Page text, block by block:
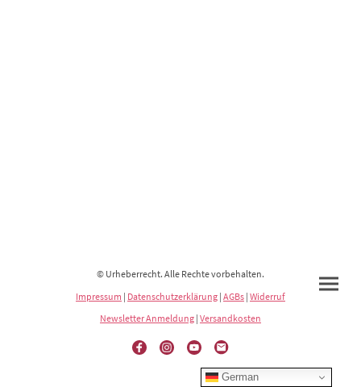
© Urheberrecht. Alle Rechte vorbehalten.
Impressum | Datenschutzerklärung | AGBs | Widerruf
Newsletter Anmeldung | Versandkosten
German